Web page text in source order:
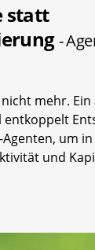
statt
-
mehr.
entkoppelt
Agenten, um
und